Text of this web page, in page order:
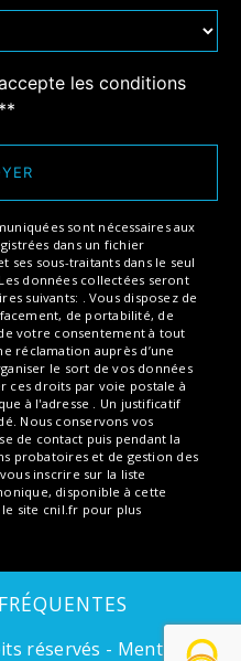
les conditions
sont nécessaires aux
dans un fichier
ses sous-traitants dans le seul
données collectées seront
suivants: . Vous disposez de
de portabilité, de
votre consentement à tout
réclamation auprès d’une
le sort de vos données
ces droits par voie postale à
à l'adresse . Un justificatif
Nous conservons vos
de contact puis pendant la
probatoires et de gestion des
inscrire sur la liste
disponible à cette
le site cnil.fr pour plus
réservés - Mentions